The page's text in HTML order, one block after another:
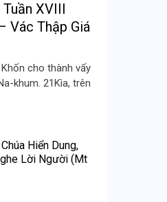
XVIII
Vác Thập Giá
cho thành vấy
khum. 21Kìa, trên
Hiển Dung,
Lời Người (Mt